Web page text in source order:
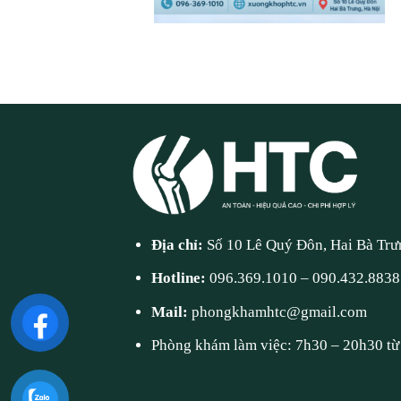
Địa chỉ: Số 10 Lê Quý Đôn, Hai Bà
Hotline:096.369.1010 –090.432.8838
Mail:phongkhamhtc@gmail.com
Phòng khám làm việc: 7h30 – 20h30